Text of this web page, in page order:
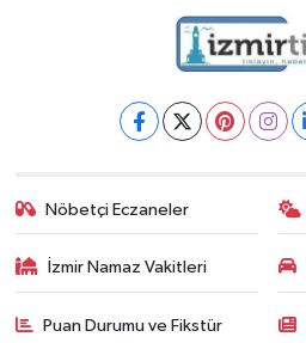
Nöbetçi Eczaneler
İzmir Namaz Vakitleri
Puan Durumu ve Fikstür